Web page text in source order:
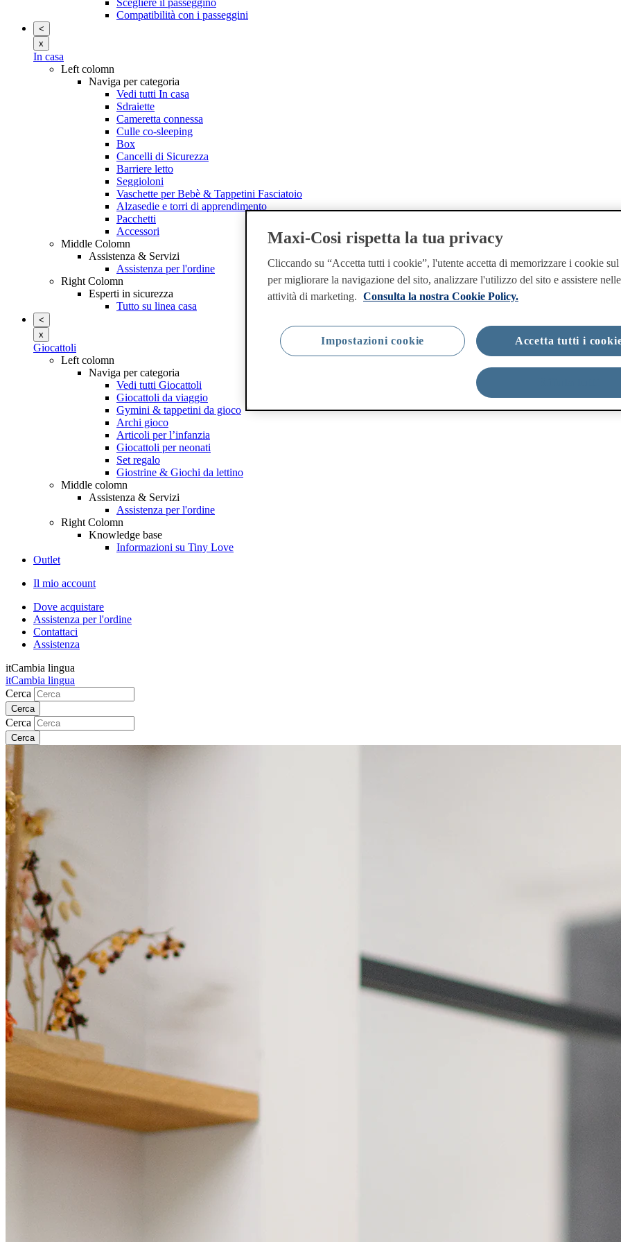
Scegliere il passeggino
Compatibilità con i passeggini
<
x
In casa
Left colomn
Naviga per categoria
Vedi tutti In casa
Sdraiette
Cameretta connessa
Culle co-sleeping
Box
Cancelli di Sicurezza
Barriere letto
Seggioloni
Vaschette per Bebè & Tappetini Fasciatoio
Alzasedie e torri di apprendimento
Pacchetti
Accessori
Middle Colomn
Assistenza & Servizi
Assistenza per l'ordine
Right Colomn
Esperti in sicurezza
Tutto su linea casa
<
x
Giocattoli
Left colomn
Naviga per categoria
Vedi tutti Giocattoli
Giocattoli da viaggio
Gymini & tappetini da gioco
Archi gioco
Articoli per l’infanzia
Giocattoli per neonati
Set regalo
Giostrine & Giochi da lettino
Middle colomn
Assistenza & Servizi
Assistenza per l'ordine
Right Colomn
Knowledge base
Informazioni su Tiny Love
Outlet
Il mio account
Dove acquistare
Assistenza per l'ordine
Contattaci
Assistenza
itCambia lingua
itCambia lingua
Cerca
Cerca
Maxi-Cosi rispetta la tua privacy
Cliccando su “Accetta tutti i cookie”, l'utente accetta di memorizzare i cookie
per migliorare la navigazione del sito, analizzare l'utilizzo del sito e assistere
attività di marketing. Consulta la nostra Cookie Policy.
Accetta tutti i
Impostazioni cookie